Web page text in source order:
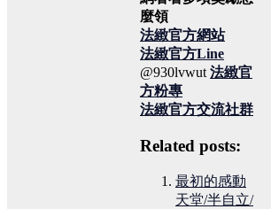
麼領
法緻官方網站
法緻官方Line
@930lvwut 法緻官
方粉專
法緻官方交流社群
Related posts:
最初的感動
天堂/半自立/